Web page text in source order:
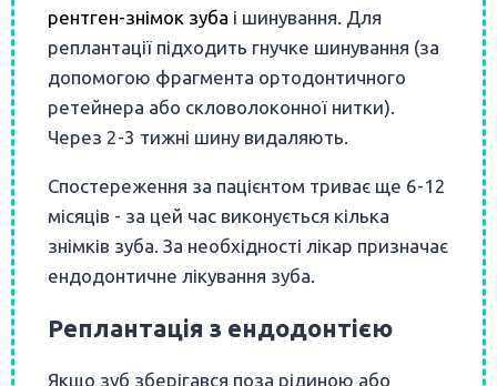
рентген-знімок зуба і шинування. Для
реплантації підходить гнучке шинування (за
допомогою фрагмента ортодонтичного
ретейнера або скловолоконної нитки).
Через 2-3 тижні шину видаляють.
Спостереження за пацієнтом триває ще 6-12
місяців - за цей час виконується кілька
знімків зуба. За необхідності лікар призначає
ендодонтичне лікування зуба.
Реплантація з ендодонтією
Якщо зуб зберігався поза рідиною або